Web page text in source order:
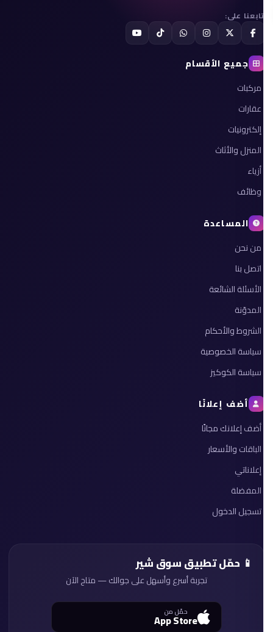
تابعنا على:
جميع الأقسام
مركبات
عقارات
إلكترونيات
المنزل والأثاث
أزياء
وظائف
المساعدة
من نحن
اتصل بنا
الأسئلة الشائعة
المدوّنة
الشروط والأحكام
سياسة الخصوصية
سياسة الكوكيز
أضف إعلانًا
أضف إعلانك مجانًا
الباقات والأسعار
إعلاناتي
المفضلة
تسجيل الدخول
📱 حمّل تطبيق سوق شير
تجربة أسرع وأسهل على جوالك — متاح الآن
حمّل من
App Store